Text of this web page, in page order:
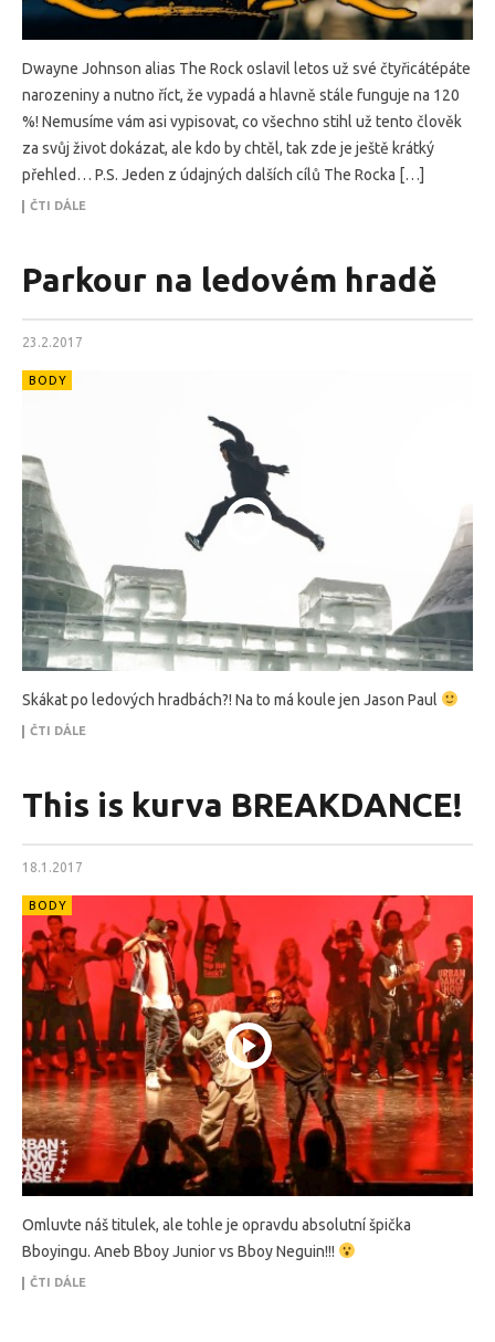
Dwayne Johnson alias The Rock oslavil letos už své čtyřicátépáte
narozeniny a nutno říct, že vypadá a hlavně stále funguje na 120
%! Nemusíme vám asi vypisovat, co všechno stihl už tento člověk
za svůj život dokázat, ale kdo by chtěl, tak zde je ještě krátký
přehled… P.S. Jeden z údajných dalších cílů The Rocka […]
ČTI DÁLE
Parkour na ledovém hradě
23.2.2017
BODY
Skákat po ledových hradbách?! Na to má koule jen Jason Paul
ČTI DÁLE
This is kurva BREAKDANCE!
18.1.2017
BODY
Omluvte náš titulek, ale tohle je opravdu absolutní špička
Bboyingu. Aneb Bboy Junior vs Bboy Neguin!!!
ČTI DÁLE